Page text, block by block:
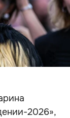
2026»,